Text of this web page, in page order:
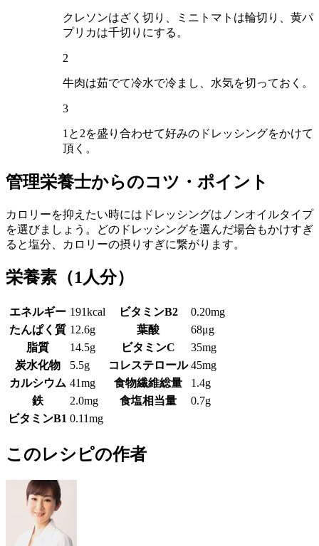
クレソンはざく切り、ミニトマトは輪切り、黄パ
プリカは千切りにする。
2
牛肉は茹でて冷水で冷まし、水気を切っておく。
3
1と2を盛り合わせて好みのドレッシングをかけて
頂く。
管理栄養士からのコツ・ポイント
カロリーを抑えたい時にはドレッシングはノンオイルタイプ
を選びましょう。どのドレッシングを選んだ場合もかけすぎ
ると塩分、カロリーの摂りすぎに繋がります。
栄養素 （1人分）
エネルギー 191kcal ビタミンB2
0.20mg
たんぱく質 12.6g 葉酸
68μg
脂質
14.5g ビタミンC
35mg
炭水化物
5.5g コレステロール 45mg
カルシウム 41mg 食物繊維総量
1.4g
鉄
2.0mg 食塩相当量
0.7g
ビタミンB1 0.11mg
このレシピの作者